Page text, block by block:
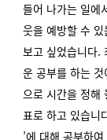
들어 나가는 일에
웃을 예방할 수
보고 싶었습니다.
운 공부를 하는
으로 시간을 정해
표로 하고 있습니
’에 대해 공부하